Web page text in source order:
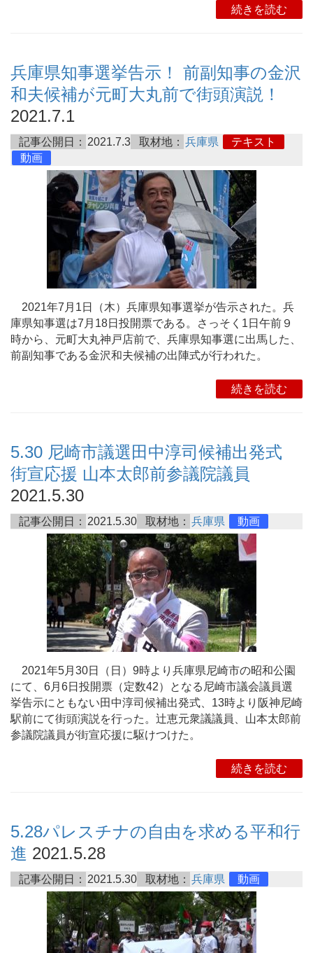
続きを読む
兵庫県知事選挙告示！ 前副知事の金沢
和夫候補が元町大丸前で街頭演説！
2021.7.1
記事公開日： 2021.7.3 取材地： 兵庫県
テキスト
動画
2021年7月1日（木）兵庫県知事選挙が告示された。兵
庫県知事選は7月18日投開票である。さっそく1日午前９
時から、元町大丸神戸店前で、兵庫県知事選に出馬した、
前副知事である金沢和夫候補の出陣式が行われた。
続きを読む
5.30 尼崎市議選田中淳司候補出発式
街宣応援 山本太郎前参議院議員
2021.5.30
記事公開日： 2021.5.30 取材地： 兵庫県 動画
2021年5月30日（日）9時より兵庫県尼崎市の昭和公園
にて、6月6日投開票（定数42）となる尼崎市議会議員選
挙告示にともない田中淳司候補出発式、13時より阪神尼崎
駅前にて街頭演説を行った。辻恵元衆議議員、山本太郎前
参議院議員が街宣応援に駆けつけた。
続きを読む
5.28パレスチナの自由を求める平和行
進 2021.5.28
記事公開日： 2021.5.30 取材地： 兵庫県 動画